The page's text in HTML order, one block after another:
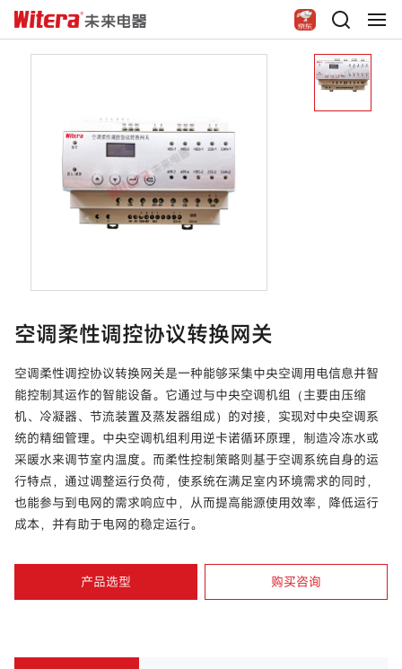
空调柔性调控协议转换网关
空调柔性调控协议转换网关是一种能够采集中央空调用电信息并智
能控制其运作的智能设备。它通过与中央空调机组（主要由压缩
机、冷凝器、节流装置及蒸发器组成）的对接，实现对中央空调系
统的精细管理。中央空调机组利用逆卡诺循环原理，制造冷冻水或
采暖水来调节室内温度。而柔性控制策略则基于空调系统自身的运
行特点，通过调整运行负荷，使系统在满足室内环境需求的同时，
也能参与到电网的需求响应中，从而提高能源使用效率，降低运行
成本，并有助于电网的稳定运行。
产品选型 购买咨询